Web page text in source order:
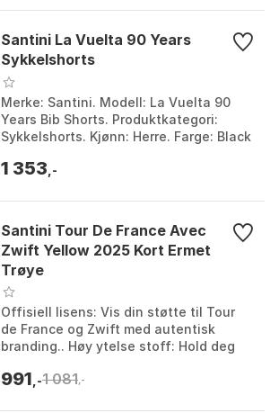
Santini La Vuelta 90 Years
Sykkelshorts
Merke: Santini. Modell: La Vuelta 90
Years Bib Shorts. Produktkategori:
Sykkelshorts. Kjønn: Herre. Farge: Black
1 353 ,-
Santini Tour De France Avec
Zwift Yellow 2025 Kort Ermet
Trøye
Offisiell lisens: Vis din støtte til Tour
de France og Zwift med autentisk
branding.. Høy ytelse stoff: Hold deg
fuktighetstrans...
991 ,-1 081 ,-